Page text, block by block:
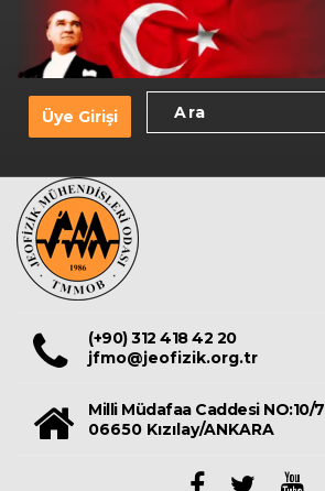
Üye Girişi
(+90) 312 418 42 20
jfmo@jeofizik.org.tr
Milli Müdafaa Caddesi NO:10/7
06650 Kızılay/ANKARA